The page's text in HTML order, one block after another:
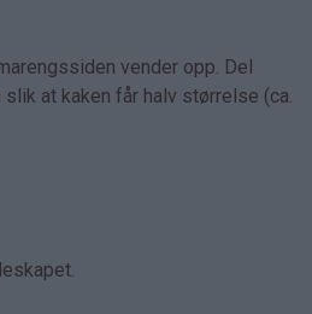
vender opp. Del
at kaken får halv størrelse (ca.